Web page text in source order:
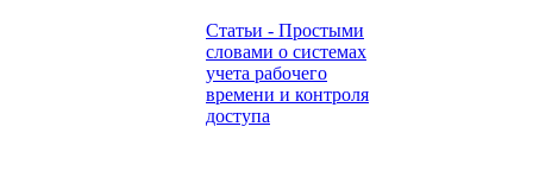
Статьи - Простыми
словами о системах
учета рабочего
времени и контроля
доступа